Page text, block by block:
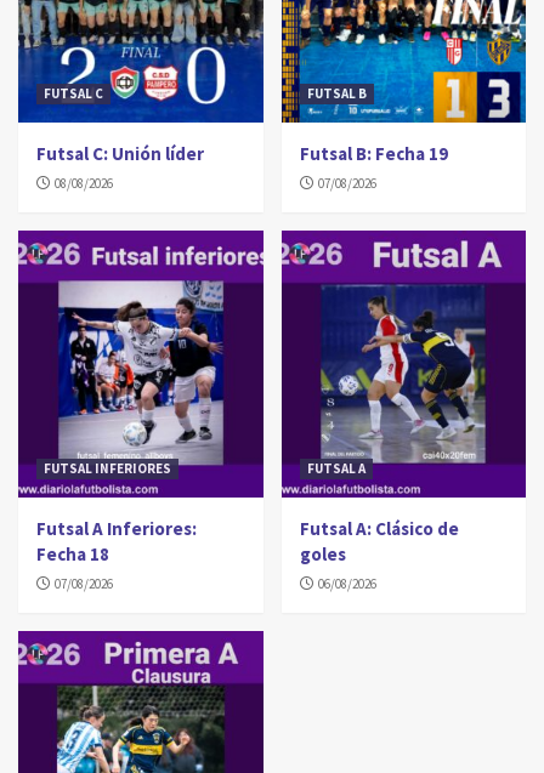
FUTSAL C
Futsal C: Unión líder
08/08/2026
FUTSAL B
Futsal B: Fecha 19
07/08/2026
FUTSAL INFERIORES
Futsal A Inferiores:
Fecha 18
07/08/2026
FUTSAL A
Futsal A: Clásico de
goles
06/08/2026